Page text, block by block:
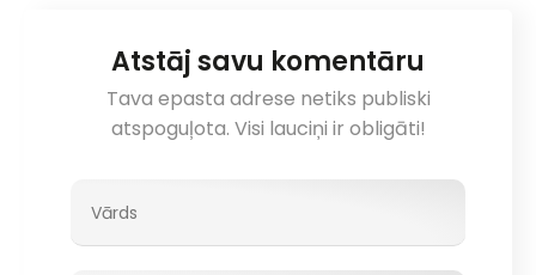
Atstāj savu komentāru
Tava epasta adrese netiks publiski
atspoguļota. Visi lauciņi ir obligāti!